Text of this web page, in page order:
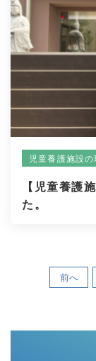
児童養護施設
【児童養護
た。
前へ